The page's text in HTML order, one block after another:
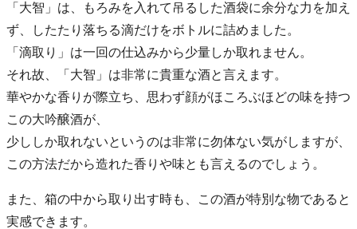
「大智」は、もろみを入れて吊るした酒袋に余分な力を加え
ず、したたり落ちる滴だけをボトルに詰めました。
「滴取り」は一回の仕込みから少量しか取れません。
それ故、「大智」は非常に貴重な酒と言えます。
華やかな香りが際立ち、思わず顔がほころぶほどの味を持つ
この大吟醸酒が、
少ししか取れないというのは非常に勿体ない気がしますが、
この方法だから造れた香りや味とも言えるのでしょう。
また、箱の中から取り出す時も、この酒が特別な物であると
実感できます。